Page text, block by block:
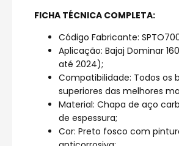
FICHA TÉCNICA COMPLETA:
Código Fabricante:
Aplicação: Bajaj Dominar
até 2024);
Compatibilidade: Todos os
superiores das melhores
Material: Chapa de aço
de espessura;
Cor: Preto fosco com